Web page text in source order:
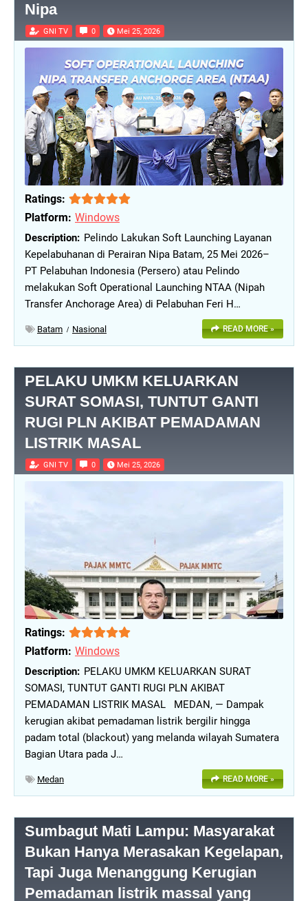
Nipa
GNI TV 0 Mei 25, 2026
Ratings:
Platform: Windows
Pelindo Lakukan Soft Launching Layanan
Kepelabuhanan di Perairan Nipa Batam, 25 Mei 2026–
PT Pelabuhan Indonesia (Persero) atau Pelindo
melakukan Soft Operational Launching NTAA (Nipah
Transfer Anchorage Area) di Pelabuhan Feri H…
Batam Nasional READ MORE »
PELAKU UMKM KELUARKAN
SURAT SOMASI, TUNTUT GANTI
RUGI PLN AKIBAT PEMADAMAN
LISTRIK MASAL
GNI TV 0 Mei 25, 2026
Ratings:
Platform: Windows
PELAKU UMKM KELUARKAN SURAT
SOMASI, TUNTUT GANTI RUGI PLN AKIBAT
PEMADAMAN LISTRIK MASAL MEDAN, — Dampak
kerugian akibat pemadaman listrik bergilir hingga
padam total (blackout) yang melanda wilayah Sumatera
Bagian Utara pada J…
Medan READ MORE »
Sumbagut Mati Lampu: Masyarakat
Bukan Hanya Merasakan Kegelapan,
Tapi Juga Menanggung Kerugian
Pemadaman listrik massal yang